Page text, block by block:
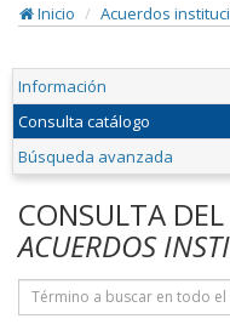
Inicio
Acuerdos
Información
Consulta catálogo
Búsqueda avanzada
CONSULTA
ACUERDOS